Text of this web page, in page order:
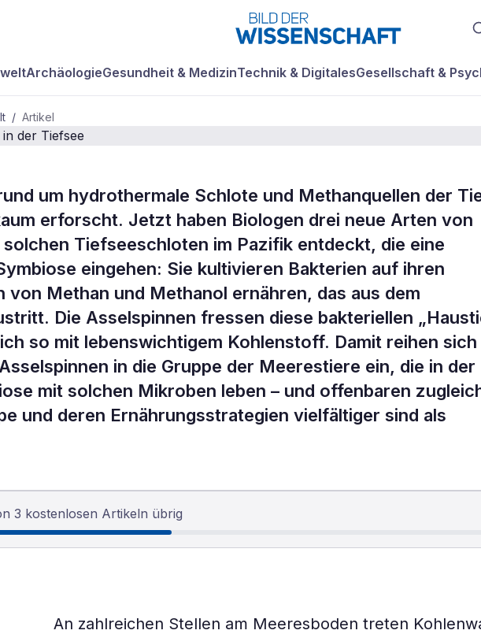
ArchäologieGesundheit & MedizinTechnik & DigitalesGesellschaft &
/ Artikel
der Symbiose in der
um hydrothermale Schlote und Methanquellen der
erforscht. Jetzt haben Biologen drei neue Arten von
solchen Tiefseeschloten im Pazifik entdeckt, die eine
eingehen: Sie kultivieren Bakterien auf ihren
von Methan und Methanol ernähren, das aus dem
Die Asselspinnen fressen diese bakteriellen
so mit lebenswichtigem Kohlenstoff. Damit reihen sich
in die Gruppe der Meerestiere ein, die in der
mit solchen Mikroben leben – und offenbaren
und deren Ernährungsstrategien vielfältiger sind als
3 kostenlosen Artikeln übrig
An zahlreichen Stellen am Meeresboden treten